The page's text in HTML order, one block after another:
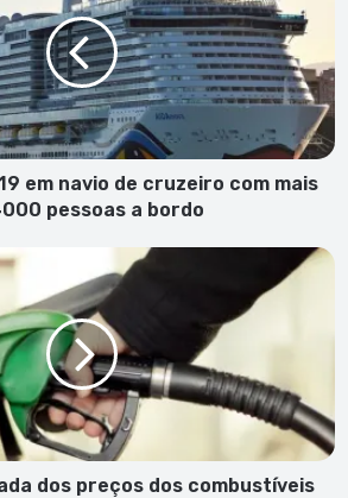
em navio de cruzeiro com mais
pessoas a bordo
dos preços dos combustíveis